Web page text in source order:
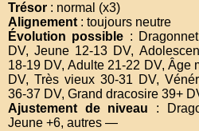
Trésor : normal (x3)
Alignement: toujours neutre
Évolution possible :
DV, Jeune 12-13 DV,
18-19 DV, Adulte 21-22 DV, Âge
DV, Très vieux 30-31 DV,
36-37 DV, Grand dracosire 39+
Ajustement de niveau :
Jeune +6, autres —